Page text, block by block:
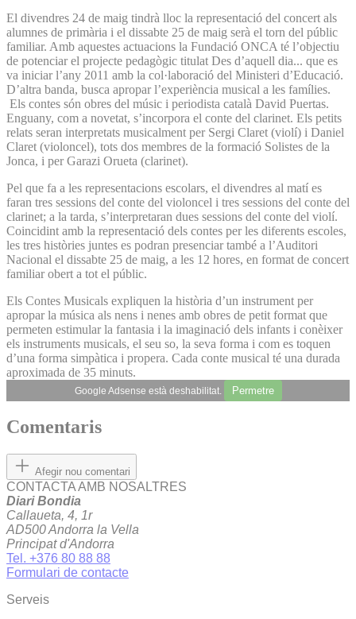
El divendres 24 de maig tindrà lloc la representació del concert als
alumnes de primària i el dissabte 25 de maig serà el torn del públic
familiar. Amb aquestes actuacions la Fundació ONCA té l’objectiu
de potenciar el projecte pedagògic titulat Des d’aquell dia... que es
va iniciar l’any 2011 amb la col·laboració del Ministeri d’Educació.
D’altra banda, busca apropar l’experiència musical a les famílies.
Els contes són obres del músic i periodista català David Puertas.
Enguany, com a novetat, s’incorpora el conte del clarinet. Els petits
relats seran interpretats musicalment per Sergi Claret (violí) i Daniel
Claret (violoncel), tots dos membres de la formació Solistes de la
Jonca, i per Garazi Orueta (clarinet).
Pel que fa a les representacions escolars, el divendres al matí es
faran tres sessions del conte del violoncel i tres sessions del conte del
clarinet; a la tarda, s’interpretaran dues sessions del conte del violí.
Coincidint amb la representació dels contes per les diferents escoles,
les tres històries juntes es podran presenciar també a l’Auditori
Nacional el dissabte 25 de maig, a les 12 hores, en format de concert
familiar obert a tot el públic.
Els Contes Musicals expliquen la història d’un instrument per
apropar la música als nens i nenes amb obres de petit format que
permeten estimular la fantasia i la imaginació dels infants i conèixer
els instruments musicals, el seu so, la seva forma i com es toquen
d’una forma simpàtica i propera. Cada conte musical té una durada
aproximada de 35 minuts.
Google Adsense està deshabilitat. Permetre
Comentaris
Afegir nou comentari
CONTACTA AMB NOSALTRES
Diari Bondia
Callaueta, 4, 1r
AD500 Andorra la Vella
Principat d'Andorra
Tel. +376 80 88 88
Formulari de contacte
Serveis